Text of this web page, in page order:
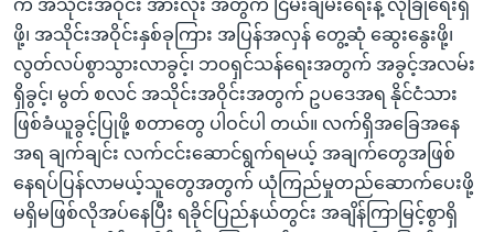
က အသိုင်းအဝိုင်း အားလုံး အတွက် ငြိမ်းချမ်းရေးနဲ့ လုံခြုံရေးရှိ
ဖို့၊ အသိုင်းအဝိုင်းနှစ်ခုကြား အပြန်အလှန် တွေ့ဆုံ ဆွေးနွေးဖို့၊
လွတ်လပ်စွာသွားလာခွင့်၊ ဘဝရှင်သန်ရေးအတွက် အခွင့်အလမ်း
ရှိခွင့်၊ မွတ် စလင် အသိုင်းအဝိုင်းအတွက် ဥပဒေအရ နိုင်ငံသား
ဖြစ်ခံယူခွင့်ပြုဖို့ စတာတွေ ပါဝင်ပါ တယ်။ လက်ရှိအခြေအနေ
အရ ချက်ချင်း လက်ငင်းဆောင်ရွက်ရမယ့် အချက်တွေအဖြစ်
နေရပ်ပြန်လာမယ့်သူတွေအတွက် ယုံကြည်မှုတည်ဆောက်ပေးဖို့
မရှိမဖြစ်လိုအပ်နေပြီး ရခိုင်ပြည်နယ်တွင်း အချိန်ကြာမြင့်စွာရှိ